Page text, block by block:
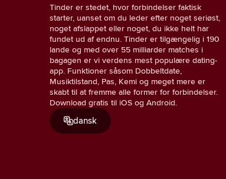
Tinder er stedet, hvor forbindelser faktisk
starter, uanset om du leder efter noget seriøst,
noget afslappet eller noget, du ikke helt har
fundet ud af endnu. Tinder er tilgængelig i 190
lande og med over 55 milliarder matches i
bagagen er vi verdens mest populære dating-
app. Funktioner såsom Dobbeltdate,
Musiktilstand, Pas, Kemi og meget mere er
skabt til at fremme alle former for forbindelser.
Download gratis til iOS og Android.
dansk